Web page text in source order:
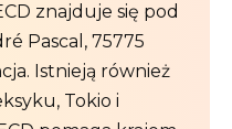
znajduje się pod
Pascal, 75775
Istnieją również
Tokio i